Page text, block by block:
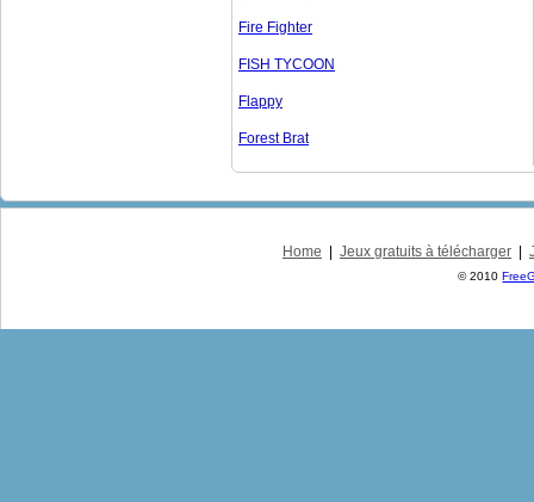
Fire Fighter
FISH TYCOON
Flappy
Forest Brat
Home Jeux gratuits à télécharger
© 2010